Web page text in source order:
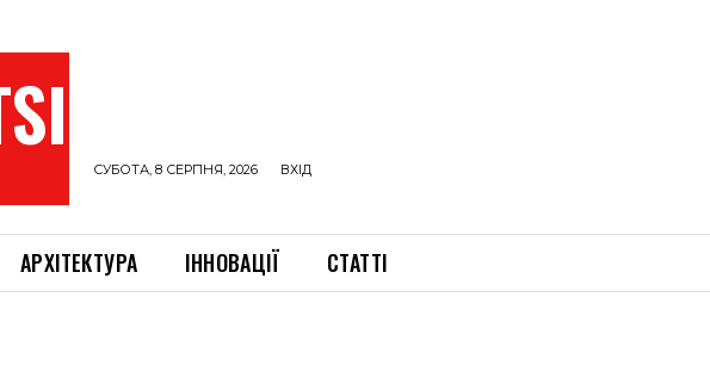
СУБОТА, 8 СЕРПНЯ, 2026 ВХІД
АРХІТЕКТУРА ІННОВАЦІЇ СТАТТІ